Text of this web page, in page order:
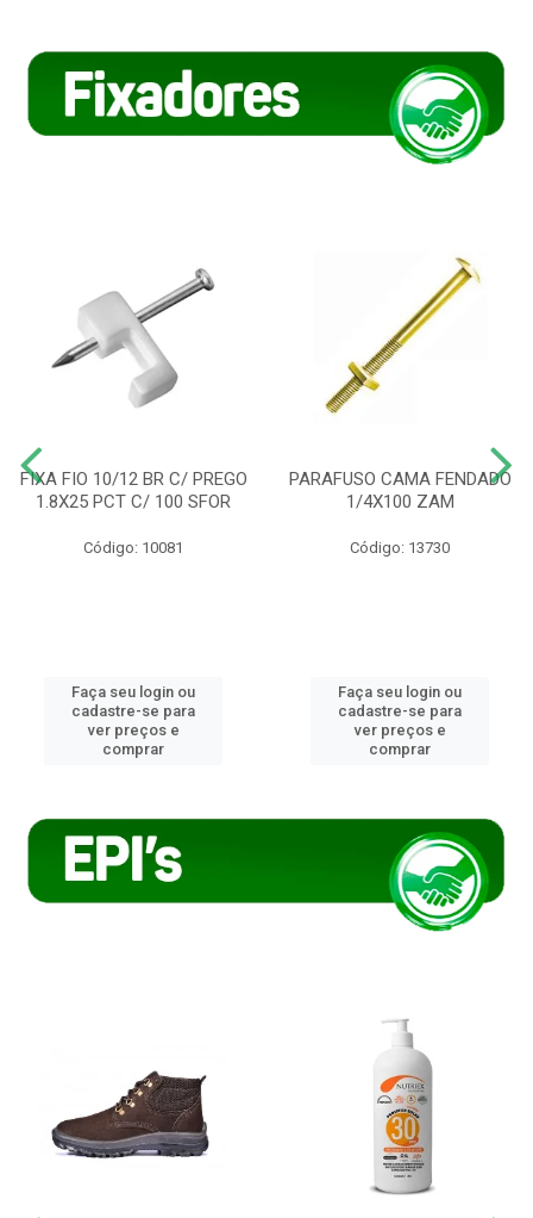
FIXA FIO 10/12 BR C/ PREGO
1.8X25 PCT C/ 100 SFOR
Código: 10081
Faça seu login ou
cadastre-se para
ver preços e
comprar
PARAFUSO CAMA FENDADO
1/4X100 ZAM
Código: 13730
Faça seu login ou
cadastre-se para
ver preços e
comprar